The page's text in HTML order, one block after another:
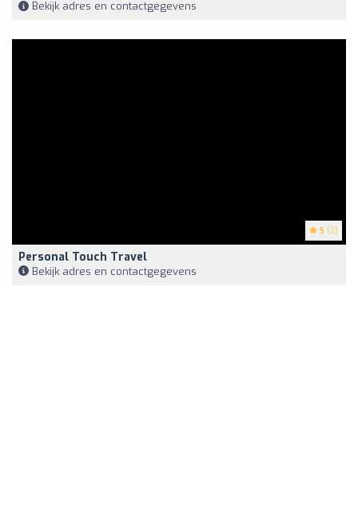
Bekijk adres en contactgegevens
5 (2)
Personal Touch Travel
Bekijk adres en contactgegevens